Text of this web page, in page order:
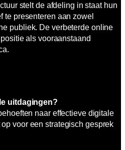
stelt de afdeling in staat hun
te presenteren aan zowel
publiek. De verbeterde online
als vooraanstaand
uitdagingen?
naar effectieve digitale
voor een strategisch gesprek